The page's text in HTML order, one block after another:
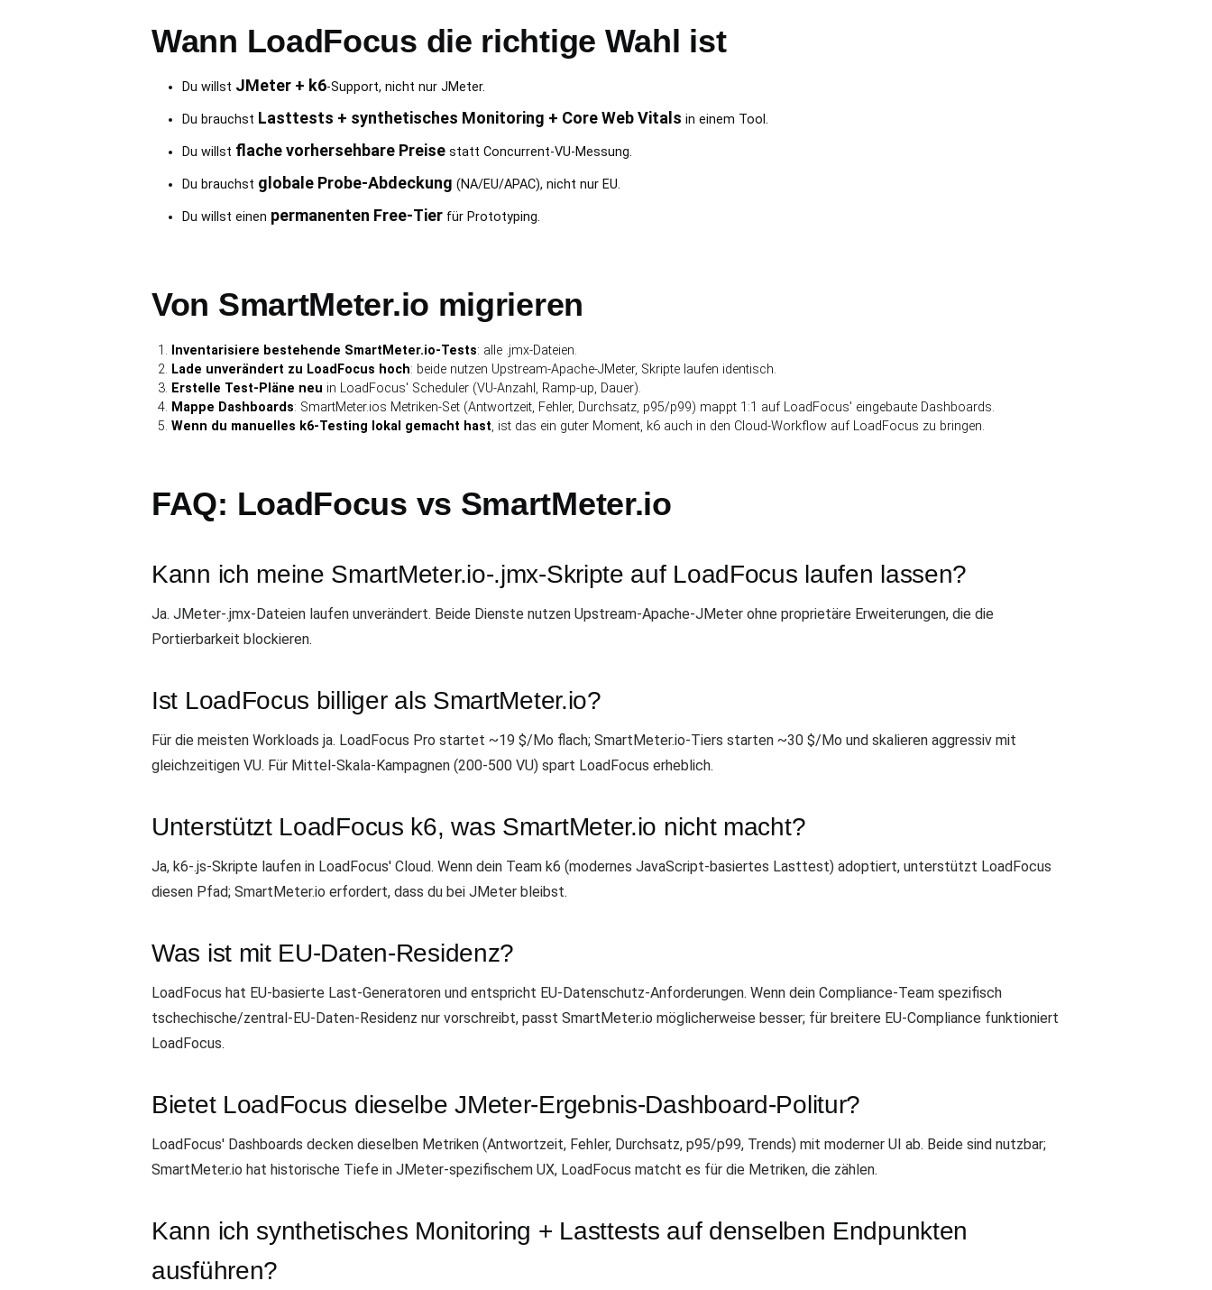
Wann LoadFocus die richtige Wahl ist
Du willst JMeter + k6-Support, nicht nur JMeter.
Du brauchst Lasttests + synthetisches Monitoring + Core Web Vitals in einem Tool.
Du willst flache vorhersehbare Preisestatt Concurrent-VU-Messung.
Du brauchst globale Probe-Abdeckung (NA/EU/APAC), nicht nur EU.
Du willst einen permanenten Free-Tierfür Prototyping.
Von SmartMeter.io migrieren
Inventarisiere bestehende SmartMeter.io-Tests: alle .jmx-Dateien.
Lade unverändert zu LoadFocus hoch: beide nutzen Upstream-Apache-JMeter, Skripte laufen identisch.
Erstelle Test-Pläne neu in LoadFocus' Scheduler (VU-Anzahl, Ramp-up, Dauer).
Mappe Dashboards: SmartMeter.ios Metriken-Set (Antwortzeit, Fehler, Durchsatz, p95/p99) mappt 1:1 auf LoadFocus' eingebaute Dashboards.
Wenn du manuelles k6-Testing lokal gemacht hast, ist das ein guter Moment, k6 auch in den Cloud-Workflow auf LoadFocus zu bringen.
FAQ: LoadFocus vs SmartMeter.io
Kann ich meine SmartMeter.io-.jmx-Skripte auf LoadFocus laufen lassen?
Ja. JMeter-.jmx-Dateien laufen unverändert. Beide Dienste nutzen Upstream-Apache-JMeter ohne proprietäre Erweiterungen, die die
Portierbarkeit blockieren.
Ist LoadFocus billiger als SmartMeter.io?
Für die meisten Workloads ja. LoadFocus Pro startet ~19 $/Mo flach; SmartMeter.io-Tiers starten ~30 $/Mo und skalieren aggressiv mit
gleichzeitigen VU. Für Mittel-Skala-Kampagnen (200-500 VU) spart LoadFocus erheblich.
Unterstützt LoadFocus k6, was SmartMeter.io nicht macht?
Ja, k6-.js-Skripte laufen in LoadFocus' Cloud. Wenn dein Team k6 (modernes JavaScript-basiertes Lasttest) adoptiert, unterstützt LoadFocus
diesen Pfad; SmartMeter.io erfordert, dass du bei JMeter bleibst.
Was ist mit EU-Daten-Residenz?
LoadFocus hat EU-basierte Last-Generatoren und entspricht EU-Datenschutz-Anforderungen. Wenn dein Compliance-Team spezifisch
tschechische/zentral-EU-Daten-Residenz nur vorschreibt, passt SmartMeter.io möglicherweise besser; für breitere EU-Compliance funktioniert
LoadFocus.
Bietet LoadFocus dieselbe JMeter-Ergebnis-Dashboard-Politur?
LoadFocus' Dashboards decken dieselben Metriken (Antwortzeit, Fehler, Durchsatz, p95/p99, Trends) mit moderner UI ab. Beide sind nutzbar;
SmartMeter.io hat historische Tiefe in JMeter-spezifischem UX, LoadFocus matcht es für die Metriken, die zählen.
Kann ich synthetisches Monitoring + Lasttests auf denselben Endpunkten
ausführen?